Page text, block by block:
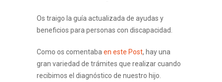
Os traigo la guía actualizada de ayudas y
beneficios para personas con discapacidad.
Como os comentaba en este Post, hay una
gran variedad de trámites que realizar cuando
recibimos el diagnóstico de nuestro hijo.